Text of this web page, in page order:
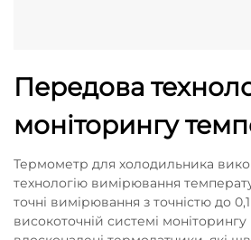
Передова
моніторингу
Термометр для холодильника
технологію вимірювання
точні вимірювання з точністю до
високоточній системі